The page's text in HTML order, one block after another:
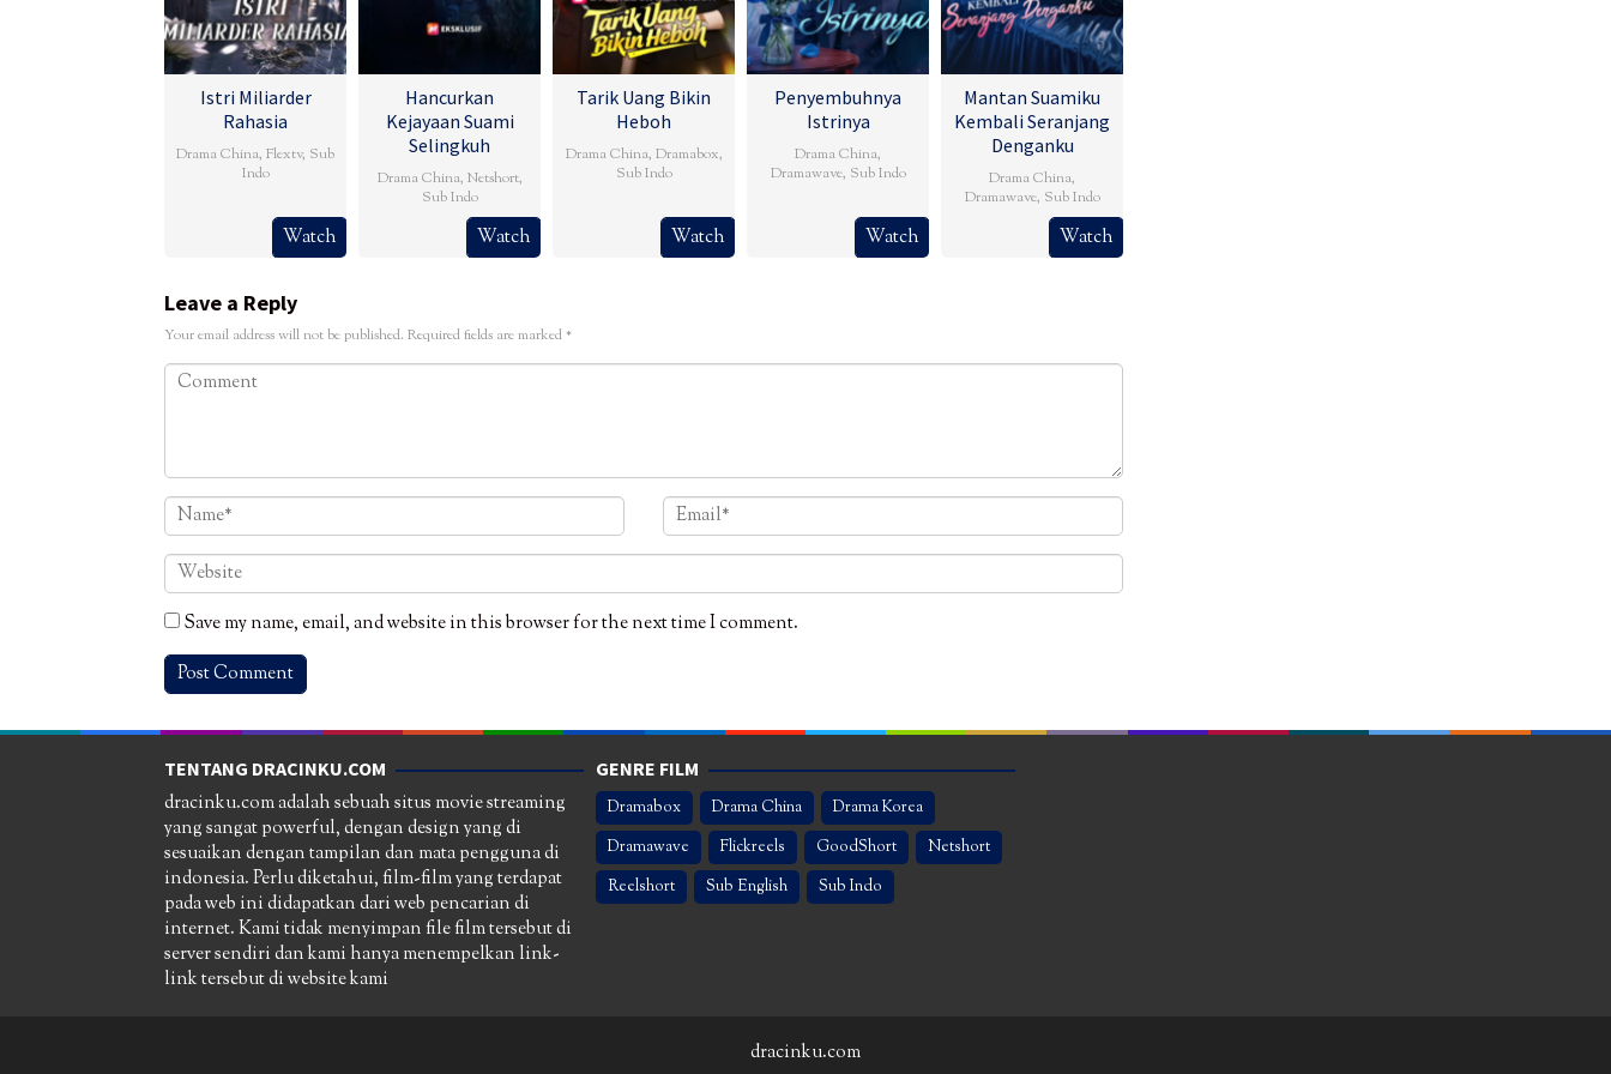
Istri Miliarder
Rahasia
Drama China, Flextv, Sub
Indo
Watch
Hancurkan
Kejayaan Suami
Selingkuh
Drama China, Netshort,
Sub Indo
Watch
Tarik Uang Bikin
Heboh
Drama China, Dramabox,
Sub Indo
Watch
Penyembuhnya
Istrinya
Drama China,
Dramawave, Sub Indo
Watch
Mantan Suamiku
Kembali Seranjang
Denganku
Drama China,
Dramawave, Sub Indo
Watch
Leave a Reply
Your email address will not be published. Required fields are marked*
Save my name, email, and website in this browser for the next time I comment.
TENTANG DRACINKU.COM
dracinku.com adalah sebuah situs movie streaming
yang sangat powerful, dengan design yang di
sesuaikan dengan tampilan dan mata pengguna di
indonesia. Perlu diketahui, film-film yang terdapat
pada web ini didapatkan dari web pencarian di
internet. Kami tidak menyimpan file film tersebut di
server sendiri dan kami hanya menempelkan link-
link tersebut di website kami
GENRE FILM
Dramabox Drama China
Drama Korea
Dramawave
Flickreels GoodShort
Netshort
Reelshort
Sub English Sub Indo
dracinku.com